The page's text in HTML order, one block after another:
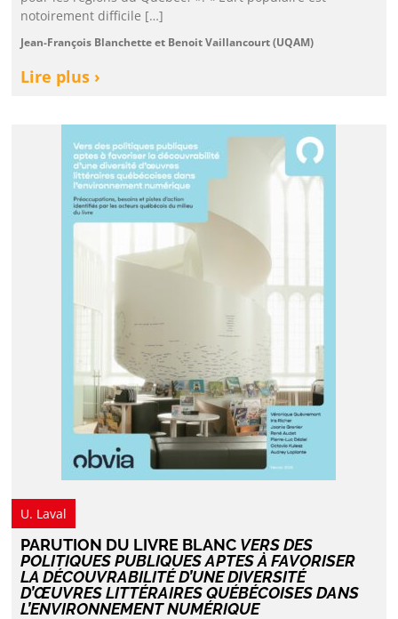
notoirement difficile […]
Jean-François Blanchette et Benoit Vaillancourt (UQAM)
Lire plus ›
U. Laval
PARUTION DU LIVRE BLANC VERS DES
POLITIQUES PUBLIQUES APTES À FAVORISER
LA DÉCOUVRABILITÉ D’UNE DIVERSITÉ
D’ŒUVRES LITTÉRAIRES QUÉBÉCOISES DANS
L’ENVIRONNEMENT NUMÉRIQUE